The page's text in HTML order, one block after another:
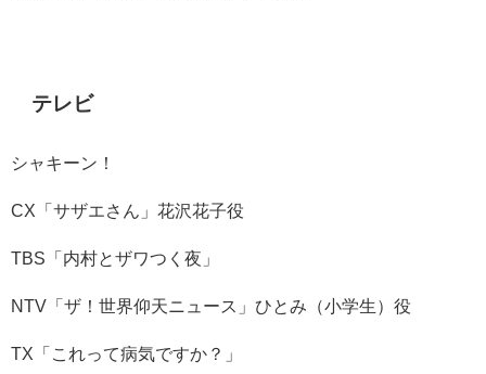
テレビ
シャキーン！
CX「サザエさん」花沢花子役
TBS「内村とザワつく夜」
NTV「ザ！世界仰天ニュース」ひとみ（小学生）役
TX「これって病気ですか？」